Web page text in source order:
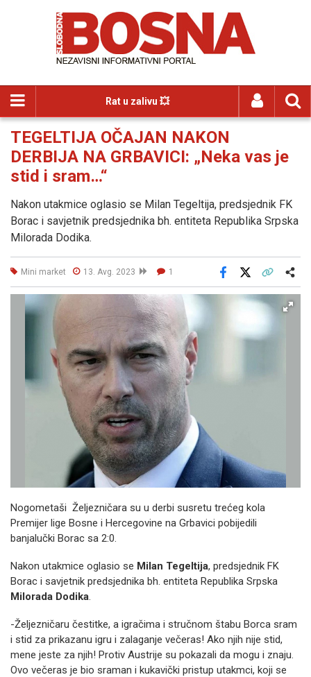
Rat u zalivu 💥
TEGELTIJA OČAJAN NAKON
DERBIJA NA GRBAVICI: „Neka vas je
stid i sram…“
Nakon utakmice oglasio se Milan Tegeltija, predsjednik FK
Borac i savjetnik predsjednika bh. entiteta Republika Srpska
Milorada Dodika.
Mini market 13. Avg. 2023 1
Facebook
Nogometaši Željezničara su u derbi susretu trećeg kola
Premijer lige Bosne i Hercegovine na Grbavici pobijedili
banjalučki Borac sa 2:0.
Nakon utakmice oglasio se Milan Tegeltija, predsjednik FK
Borac i savjetnik predsjednika bh. entiteta Republika Srpska
Milorada Dodika.
-Željezničaru čestitke, a igračima i stručnom štabu Borca sram
i stid za prikazanu igru i zalaganje večeras! Ako njih nije stid,
mene jeste za njih! Protiv Austrije su pokazali da mogu i znaju.
Ovo večeras je bio sraman i kukavički pristup utakmci, koji se